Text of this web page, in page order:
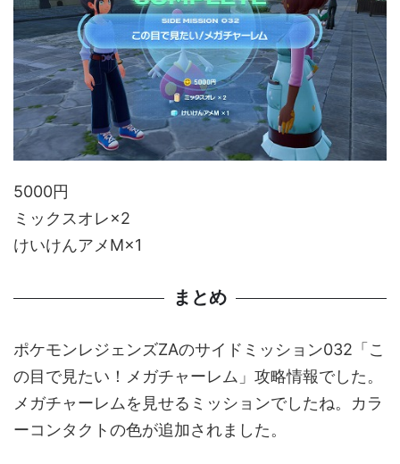
5000円
ミックスオレ×2
けいけんアメM×1
まとめ
ポケモンレジェンズZAのサイドミッション032「こ
の目で見たい！メガチャーレム」攻略情報でした。
メガチャーレムを見せるミッションでしたね。カラ
ーコンタクトの色が追加されました。